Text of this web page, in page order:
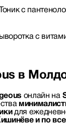
с
с
в
онлайн на
для
и по